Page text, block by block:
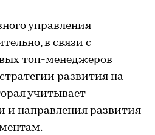
управления
в связи с
топ-менеджеров
развития на
учитывает
и направления развития